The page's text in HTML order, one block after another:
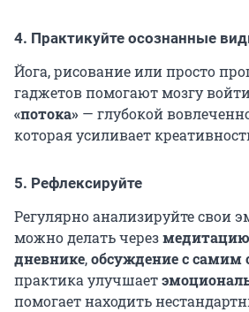
4. Практикуйте осознанные
Йога, рисование или просто
гаджетов помогают мозгу
«потока» — глубокой
которая усиливает
5. Рефлексируйте
Регулярно анализируйте свои
можно делать черезмедитацию
дневнике,обсуждение с самим
практика улучшает
помогает находить